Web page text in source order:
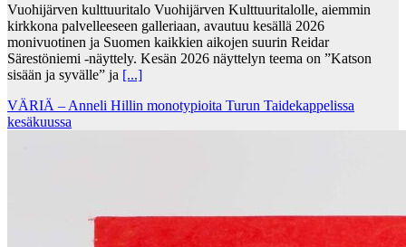
Vuohijärven kulttuuritalo Vuohijärven Kulttuuritalolle, aiemmin
kirkkona palvelleeseen galleriaan, avautuu kesällä 2026
monivuotinen ja Suomen kaikkien aikojen suurin Reidar
Särestöniemi -näyttely. Kesän 2026 näyttelyn teema on ”Katson
sisään ja syvälle” ja [...]
VÄRIÄ – Anneli Hillin monotypioita Turun Taidekappelissa
kesäkuussa